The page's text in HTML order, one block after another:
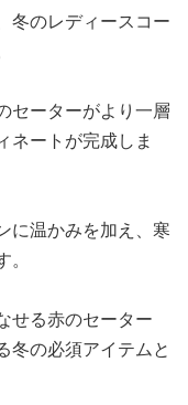
冬のレディースコー
セーターがより一層
ネートが完成しま
に温かみを加え、寒
せる赤のセーター
冬の必須アイテムと